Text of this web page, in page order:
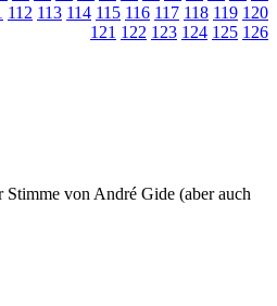
112 113 114 115 116 117 118 119 120
121 122 123 124 125 126
Stimme von André Gide (aber auch